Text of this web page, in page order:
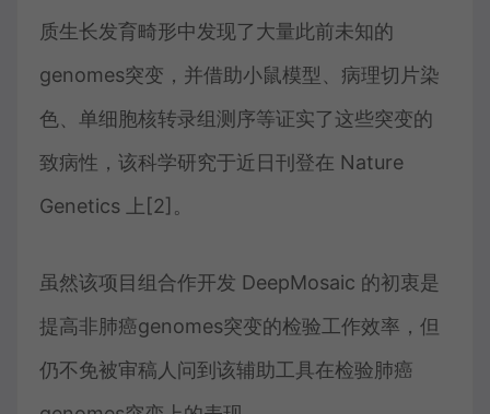
质生长发育畸形中发现了大量此前未知的
genomes突变，并借助小鼠模型、病理切片染
色、单细胞核转录组测序等证实了这些突变的
致病性，该科学研究于近日刊登在 Nature
Genetics 上[2]。
虽然该项目组合作开发 DeepMosaic 的初衷是
提高非肺癌genomes突变的检验工作效率，但
仍不免被审稿人问到该辅助工具在检验肺癌